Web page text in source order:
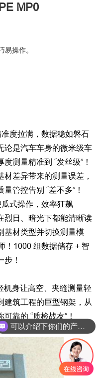
MP0
操作。
准度拉满，数据稳如磐石
论是汽车车身的微米级车
测量精准到 “发丝级”！
差异带来的测量误差，
管控告别 “差不多”！
瓜式操作，效率狂飙
烈日、暗光下都能清晰读
基材类型并切换测量模
！1000 组数据储存 + 智
！
机身让高空、夹缝测量轻
建筑工程的巨型钢架，从
靠的 “质检战友”！
可以介绍下你们的产品么
你们是怎么收费的呢